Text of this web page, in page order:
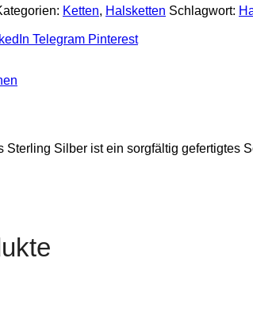
Ketten, Halsketten Schlagwort:
Telegram Pinterest
Sterling Silber ist ein sorgfältig gefertigtes